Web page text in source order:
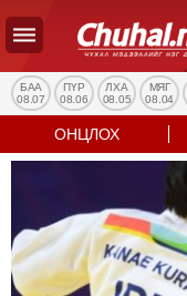
УЛС
ТӨР
НИЙГЭМ
МЭНД
СПОРТ
БОЛОВСРОЛ
БАА
08.07
ПҮР
08.06
ЛХА
08.05
МЯГ
08.04
ОНЦЛОХ